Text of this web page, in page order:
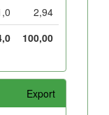
2,94
100,00
Export